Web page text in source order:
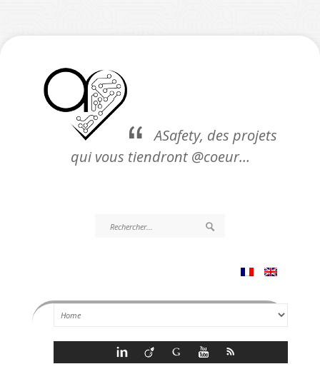
ASafety, des projets
qui vous tiendront @coeur…